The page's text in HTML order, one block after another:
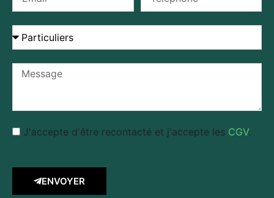
J'accepte d'être recontacté et j'accepte les CGV.
ENVOYER